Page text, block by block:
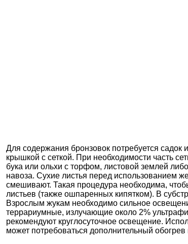
Для содержания бронзовок потребуется
крышкой с сеткой. При необходимости часть
бука или ольхи с торфом, листовой землей
навоза. Сухие листья перед использованием
смешивают. Такая процедура необходима,
листьев (также ошпаренных кипятком). В
Взрослым жукам необходимо сильное
террариумные, излучающие около 2%
рекомендуют круглосуточное освещение.
может потребоваться дополнительный